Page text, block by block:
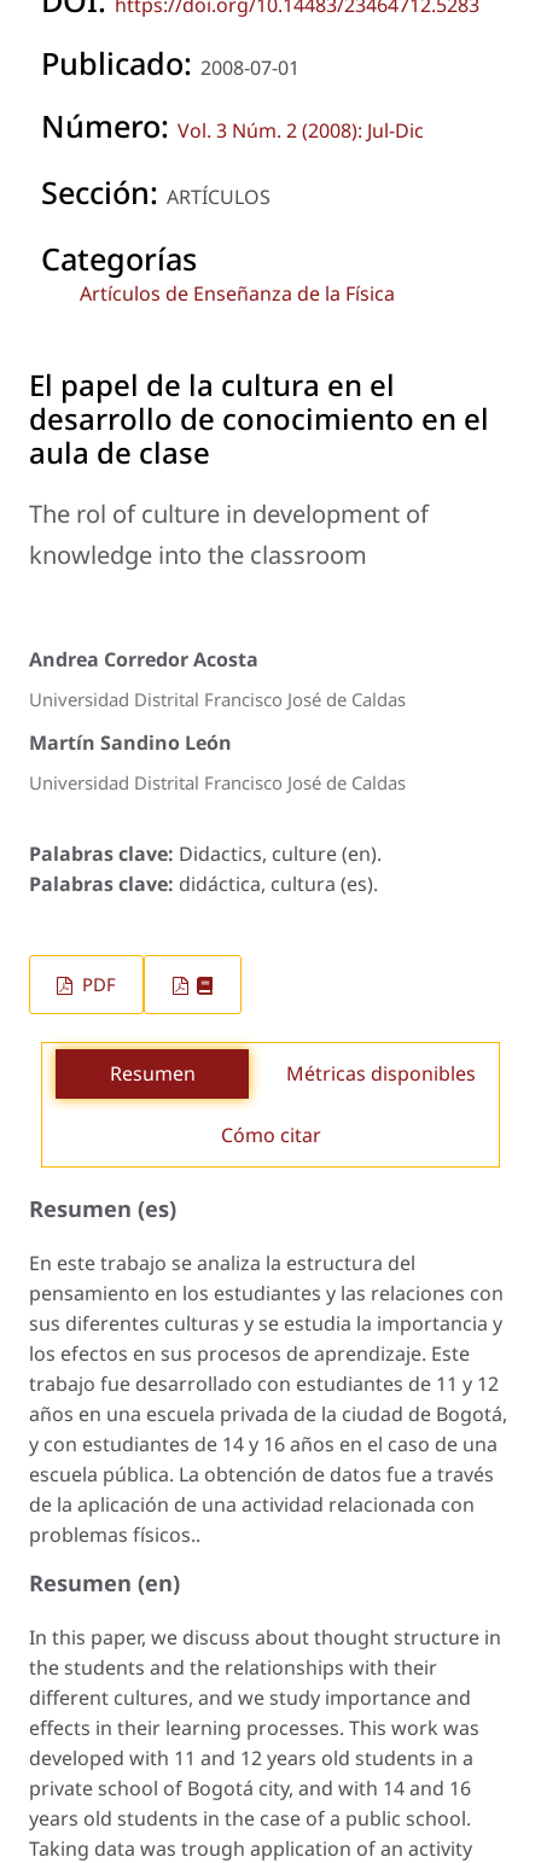
Publicado: 2008-07-01
Número: Vol. 3 Núm. 2 (2008): Jul-Dic
Sección: ARTÍCULOS
Categorías
Artículos de Enseñanza de la Física
El papel de la cultura en el
desarrollo de conocimiento en el
aula de clase
The rol of culture in development of
knowledge into the classroom
Andrea Corredor Acosta
Universidad Distrital Francisco José de Caldas
Martín Sandino León
Universidad Distrital Francisco José de Caldas
Palabras clave: Didactics, culture (en).
Palabras clave: didáctica, cultura (es).
PDF
Resumen Métricas disponibles
Cómo citar
Resumen (es)
En este trabajo se analiza la estructura del
pensamiento en los estudiantes y las relaciones con
sus diferentes culturas y se estudia la importancia y
los efectos en sus procesos de aprendizaje. Este
trabajo fue desarrollado con estudiantes de 11 y 12
años en una escuela privada de la ciudad de Bogotá,
y con estudiantes de 14 y 16 años en el caso de una
escuela pública. La obtención de datos fue a través
de la aplicación de una actividad relacionada con
problemas físicos..
Resumen (en)
In this paper, we discuss about thought structure in
the students and the relationships with their
different cultures, and we study importance and
effects in their learning processes. This work was
developed with 11 and 12 years old students in a
private school of Bogotá city, and with 14 and 16
years old students in the case of a public school.
Taking data was trough application of an activity